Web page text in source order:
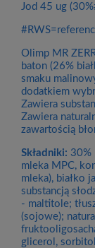
Jod 45 ug
Olimp MR
baton (26%
smaku
dodatkiem
Zawiera
Zawiera
zawartością
Składniki: 30%
mleka MPC,
mleka), białko
substancją
- maltitole;
(sojowe);
glicerol,